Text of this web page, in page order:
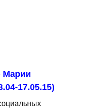
Марии
17.05.15)